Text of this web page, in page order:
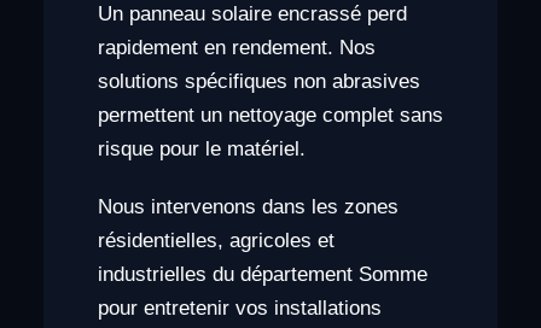
Un panneau solaire encrassé perd
rapidement en rendement. Nos
solutions spécifiques non abrasives
permettent un nettoyage complet sans
risque pour le matériel.
Nous intervenons dans les zones
résidentielles, agricoles et
industrielles du département Somme
pour entretenir vos installations